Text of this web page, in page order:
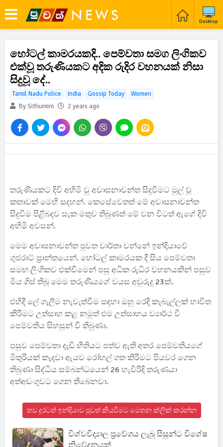
Desktop
හෝටල් කාමරයකදි.. පෙම්වතා සමග ලිංගිකව
එක්වූ තරුණියකට අදික රුදිර වහනයක් නිසා
සිදුවූ දේ..
Tamil Nadu Police India Gossip Today
Women
By Sithumini
2 years ago
තරුණියකට දිවි අහිමි වු අවාසනාවන්ත සිදුවීමට මුල් වූ
කතාවක් මෙහි සදහන්. කෙසේවෙතත් මේ අවාසනාවන්ත
සිදුවීම පිළිබදව සැක මතුව තිබුණත් මේ වන විටත් ඇගේ දිවි
අහිමි අවසන්.
මෙම අවාසනාවන්ත පුවත වාර්තා වන්නේ ඉන්දියාවේ
ගුජරාට් ප්‍රාන්තයෙන්. හෝටල් කාමරයක දී සිය පෙම්වතා
සමඟ ලිංගිකව එක්වීමෙන් පසු අධික රුධිර වහනයකින් පසුව
මිය ගිස් තිබූ මෙම තරුණියගේ වයස අවුරුදු 23ක්.
එහිදී ලේ ගැලීම නැවැත්වීම සඳහා ඔහු රෙදි කැබැල්ලක් භාවිත
කිරීමට උත්සාහ කළ නමුත් එම උත්සාහය ව්‍යාර්ථ වී
පෙම්වතිය සිහසුන් වී තිබුණා.
පසුව පෙම්වතා දැඩි භීතියට පත්ව ඇති අතර පෙම්වතියගේ
මිතුරියක් කැදවා ඇයව රෝහල් ගත කිරීමට පියවර ගෙන
තිබුණා සිද්ධිය සම්බන්ධයෙන් 26 හැවිරිදි තරුණයා
අත්අඩංගුවට ගෙන තිබෙනවා.
තව දුරටත් ඉන්දියාව පුවත් කියවීමට මෙතන ක්ලික් කරන්න
විශ්වවිද්‍යාල ප්‍රවේශය ලැබූ සිසුන්ට විශේෂ
නිවේදනයක්